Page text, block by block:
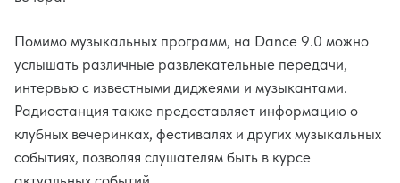
Помимо музыкальных программ, на Dance 9.0 можно
услышать различные развлекательные передачи,
интервью с известными диджеями и музыкантами.
Радиостанция также предоставляет информацию о
клубных вечеринках, фестивалях и других музыкальных
событиях, позволяя слушателям быть в курсе